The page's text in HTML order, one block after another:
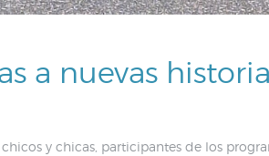
a nuevas
y chicas, participantes de los